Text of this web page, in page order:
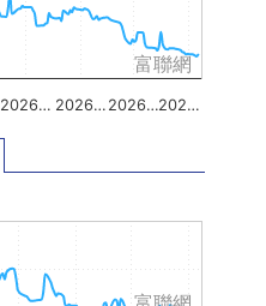
2026… 2026… 2026…202…
富聯網